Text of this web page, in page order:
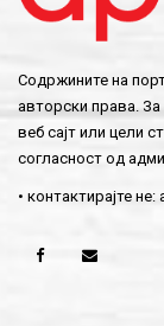
Содржините на
авторски права.
веб сајт или цели
согласност од
• контактирајте не: